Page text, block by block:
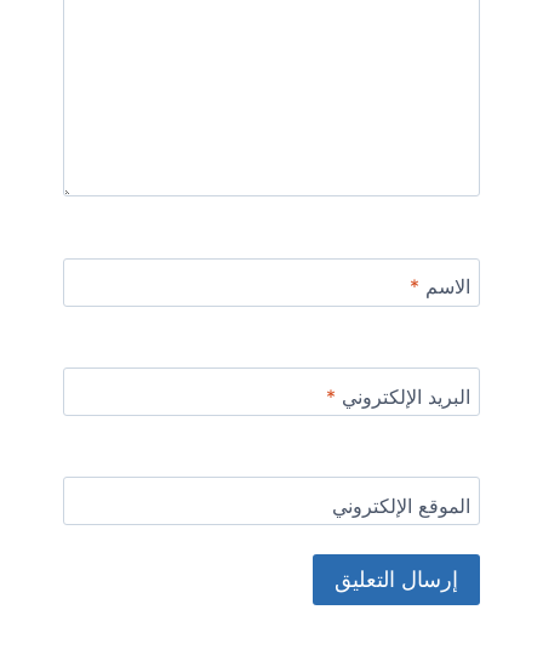
الاسم *
البريد الإلكتروني *
الموقع الإلكتروني